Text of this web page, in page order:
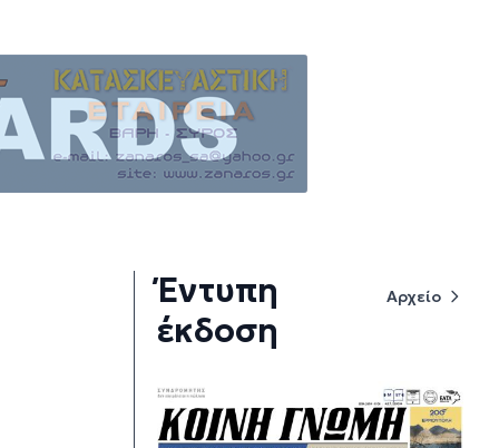
Έντυπη
έκδοση
Αρχείο